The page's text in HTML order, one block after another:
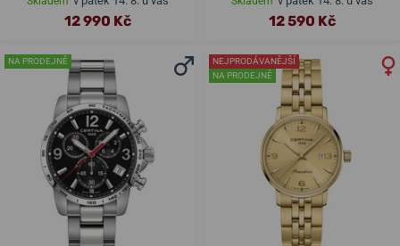
12 990 Kč 12 590 Kč
NA PRODEJNĚ
NEJPRODÁVANĚJŠÍ
NA PRODEJNĚ